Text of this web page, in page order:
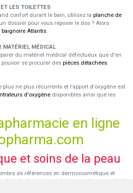
LES TOILETTES
confort durant le bain, utilisez la planche de
dossier pour vous reposer le dos ? Alors
baignoire Atlantis.
MATÉRIEL MÉDICAL
du matériel médical défectueux que d'en
se procurer des pièces détachées.
plus ne plus récurrents et l'apport d'oxygène est
d'oxygène disponibles ainsi que les
en ligne
et soins de la peau
de références en dermocosmétique et
hydratants pour le visage et le corps ainsi
ou à tendance atopique, les soins pour